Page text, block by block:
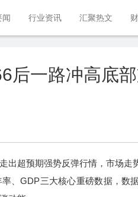
闻 行业资讯 汇聚热文
后一路冲高底
超预期强势反弹行情，市场走
、GDP三大核心重磅数据，数